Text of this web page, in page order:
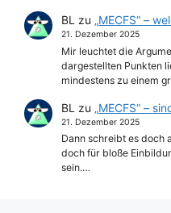
BL zu „MECFS“ –
21. Dezember 2025
Mir leuchtet die
dargestellten Punkten
mindestens zu einem
BL zu „MECFS“ –
21. Dezember 2025
Dann schreibt es doch
doch für bloße
sein.…